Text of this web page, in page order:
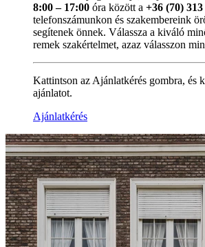
8:00 – 17:00 óra között a +36 (70)
telefonszámunkon és szakembereink
segítenek önnek. Válassza a kiváló
remek szakértelmet, azaz válasszon
Kattintson az Ajánlatkérés gombra, és
ajánlatot.
Ajánlatkérés